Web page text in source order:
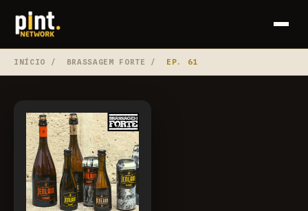
INÍCIO / BRASSAGEM FORTE / EP. 61